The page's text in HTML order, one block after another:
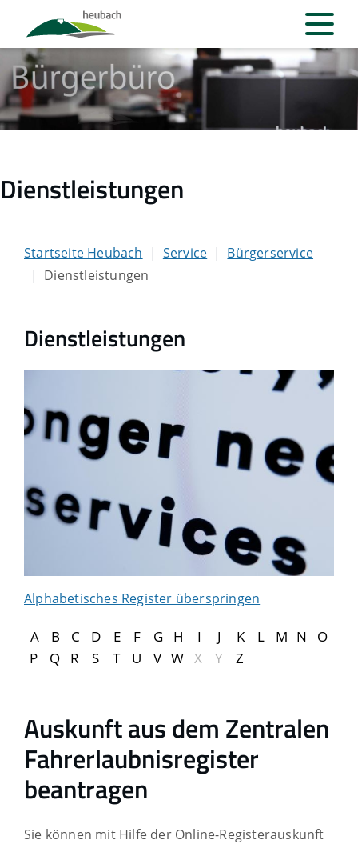
Dienstleistungen
Startseite Heubach Service
Bürgerservice
Dienstleistungen
Dienstleistungen
Alphabetisches Register überspringen
A B C D E F G H I J K L M N
O
P
Q R S T U V W X Y Z
Auskunft aus dem Zentralen
Fahrerlaubnisregister
beantragen
Sie können mit Hilfe der Online-Registerauskunft